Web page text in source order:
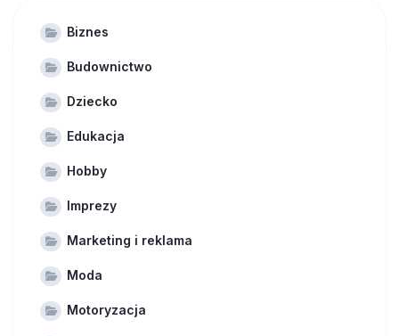
Biznes
Budownictwo
Dziecko
Edukacja
Hobby
Imprezy
Marketing i reklama
Moda
Motoryzacja